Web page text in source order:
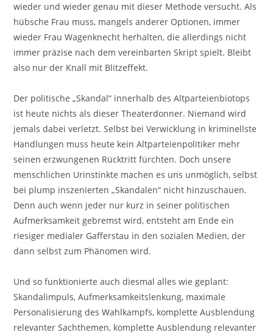
wieder und wieder genau mit dieser Methode versucht. Als
hübsche Frau muss, mangels anderer Optionen, immer
wieder Frau Wagenknecht herhalten, die allerdings nicht
immer präzise nach dem vereinbarten Skript spielt. Bleibt
also nur der Knall mit Blitzeffekt.
Der politische „Skandal“ innerhalb des Altparteienbiotops
ist heute nichts als dieser Theaterdonner. Niemand wird
jemals dabei verletzt. Selbst bei Verwicklung in kriminellste
Handlungen muss heute kein Altparteienpolitiker mehr
seinen erzwungenen Rücktritt fürchten. Doch unsere
menschlichen Urinstinkte machen es uns unmöglich, selbst
bei plump inszenierten „Skandalen“ nicht hinzuschauen.
Denn auch wenn jeder nur kurz in seiner politischen
Aufmerksamkeit gebremst wird, entsteht am Ende ein
riesiger medialer Gafferstau in den sozialen Medien, der
dann selbst zum Phänomen wird.
Und so funktionierte auch diesmal alles wie geplant:
Skandalimpuls, Aufmerksamkeitslenkung, maximale
Personalisierung des Wahlkampfs, komplette Ausblendung
relevanter Sachthemen, komplette Ausblendung relevanter